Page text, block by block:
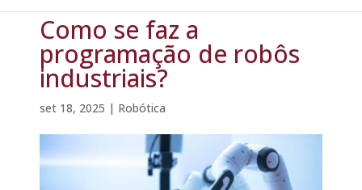
Como se faz a
programação de robôs
industriais?
set 18, 2025 | Robótica